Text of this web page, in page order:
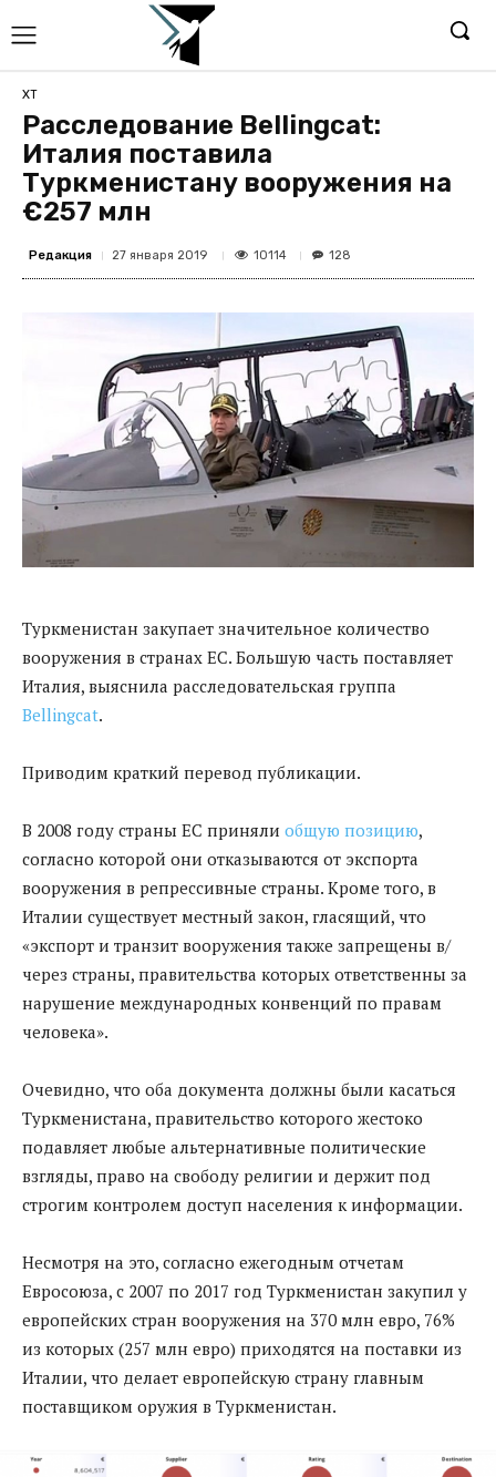
ХТ
Расследование Bellingcat:
Италия поставила
Туркменистану вооружения на
€257 млн
Редакция 27 января 2019 10114 128
Туркменистан закупает значительное количество
вооружения в странах ЕС. Большую часть поставляет
Италия, выяснила расследовательская группа
Bellingcat.
Приводим краткий перевод публикации.
В 2008 году страны ЕС приняли общую позицию,
согласно которой они отказываются от экспорта
вооружения в репрессивные страны. Кроме того, в
Италии существует местный закон, гласящий, что
«экспорт и транзит вооружения также запрещены в/
через страны, правительства которых ответственны за
нарушение международных конвенций по правам
человека».
Очевидно, что оба документа должны были касаться
Туркменистана, правительство которого жестоко
подавляет любые альтернативные политические
взгляды, право на свободу религии и держит под
строгим контролем доступ населения к информации.
Несмотря на это, согласно ежегодным отчетам
Евросоюза, с 2007 по 2017 год Туркменистан закупил у
европейских стран вооружения на 370 млн евро, 76%
из которых (257 млн евро) приходятся на поставки из
Италии, что делает европейскую страну главным
поставщиком оружия в Туркменистан.